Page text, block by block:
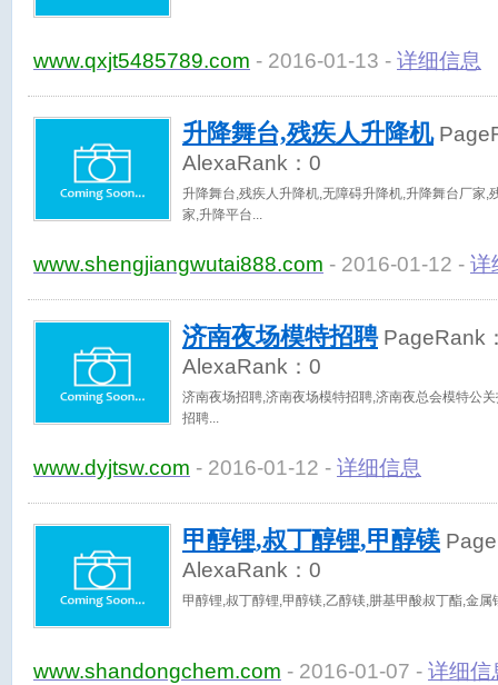
www.qxjt5485789.com - 2016-01-13 - 详细信息
升降舞台,残疾人升降机
AlexaRank： 0
升降舞台,残疾人升降机,无障碍升降机,升降舞台厂家,
家,升降平台
www.shengjiangwutai888.com - 2016-01-12 - 详
济南夜场模特招聘PageRank
AlexaRank： 0
济南夜场招聘,济南夜场模特招聘,济南夜总会模特公
招聘
www.dyjtsw.com - 2016-01-12 - 详细信息
甲醇锂,叔丁醇锂,甲醇镁
AlexaRank： 0
甲醇锂,叔丁醇锂,甲醇镁,乙醇镁,肼基甲酸叔丁酯,金属
www.shandongchem.com - 2016-01-07 - 详细信